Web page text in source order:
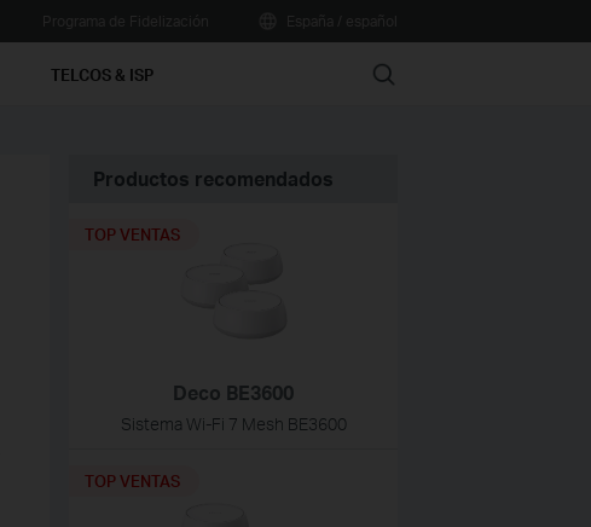
TELCOS & ISP Search
Productos recomendados
Deco BE3600
Sistema Wi-Fi 7 Mesh BE3600
TOP VENTAS
TOP VENTAS